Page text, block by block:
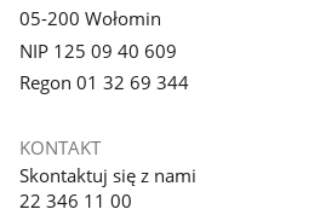
05-200 Wołomin
NIP 125 09 40 609
Regon 01 32 69 344
KONTAKT
Skontaktuj się z nami
22 346 11 00